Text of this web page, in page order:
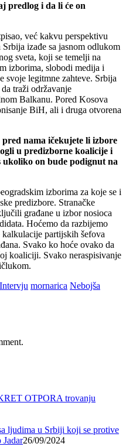
predlog i da li će on
već kakvu perspektivu
izađe sa jasnom odlukom
sveta, koji se temelji na
izborima, slobodi medija i
svoje legitmne zahteve. Srbija
traži održavanje
Balkanu. Pored Kosova
BiH, ali i druga otvorena
nama ičekujete li izbore
u predizborne koalicije i
ukoliko on bude podignut na
izborima za koje se i
predizbore. Stranačke
građane u izbor nosioca
Hoćemo da razbijemo
partijskih šefova
Svako ko hoće ovako da
koaliciji. Svako neraspisivanje
Intervju mornarica Nebojša
OTPORA trovanju
ljudima u Srbiji koji se protive
26/09/2024